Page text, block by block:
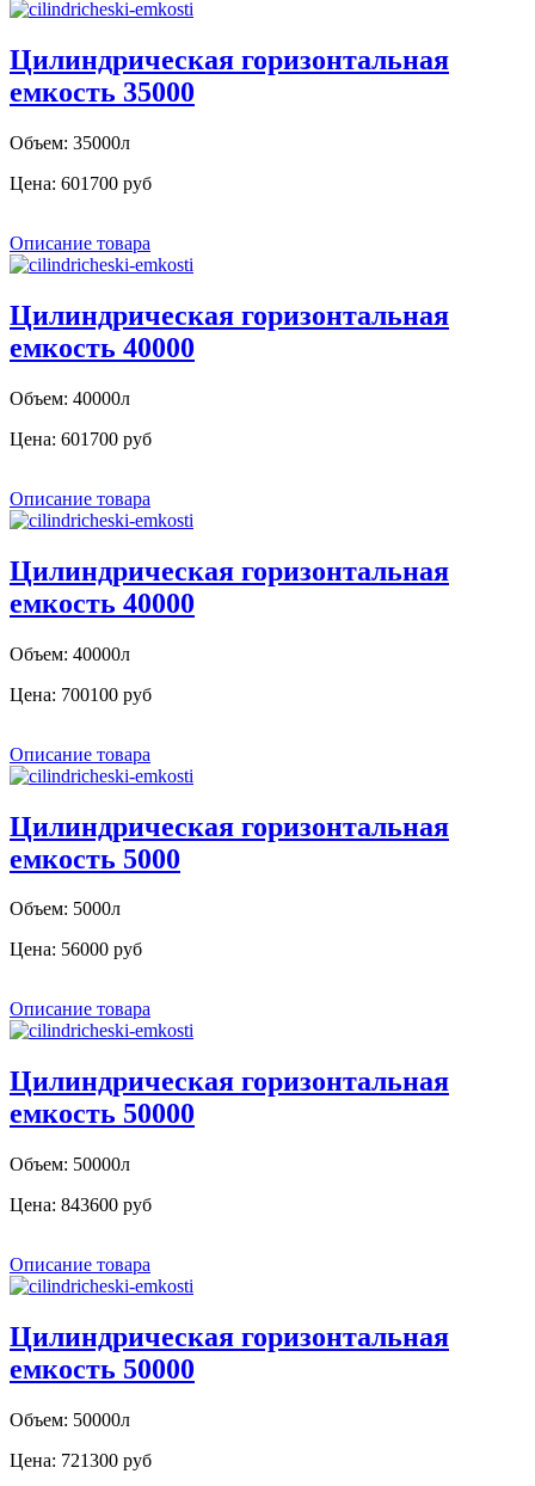
Цилиндрическая горизонтальная
емкость 35000
Объем: 35000л
Цена: 601700 руб
Описание товара
Цилиндрическая горизонтальная
емкость 40000
Объем: 40000л
Цена: 601700 руб
Описание товара
Цилиндрическая горизонтальная
емкость 40000
Объем: 40000л
Цена: 700100 руб
Описание товара
Цилиндрическая горизонтальная
емкость 5000
Объем: 5000л
Цена: 56000 руб
Описание товара
Цилиндрическая горизонтальная
емкость 50000
Объем: 50000л
Цена: 843600 руб
Описание товара
Цилиндрическая горизонтальная
емкость 50000
Объем: 50000л
Цена: 721300 руб